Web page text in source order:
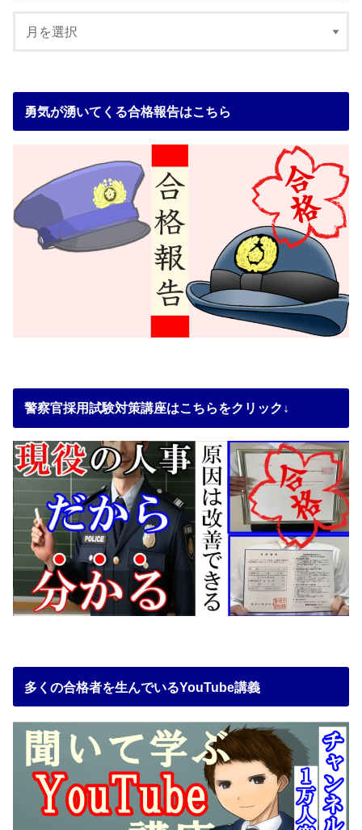
勇気が湧いてくる合格報告はこちら
警察官採用試験対策講座はこちらをクリック↓
多くの合格者を生んでいるYouTube講義